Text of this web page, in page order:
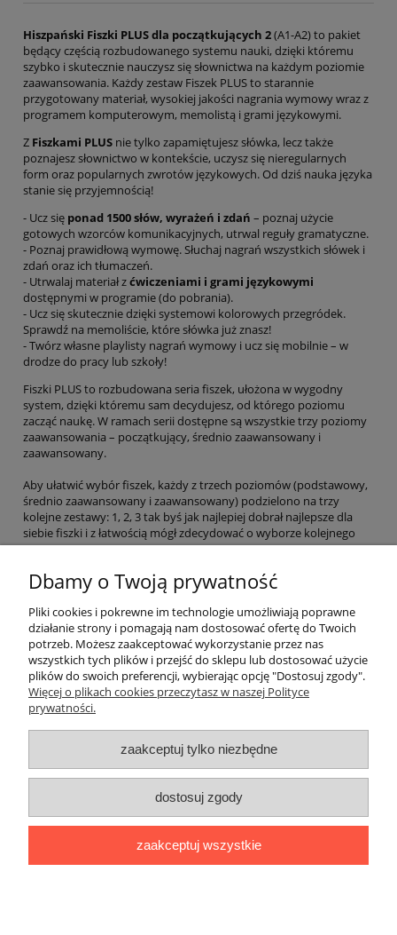
Hiszpański Fiszki PLUS dla początkujących 2(A1-A2) to pakiet
będący częścią rozbudowanego systemu nauki, dzięki któremu
szybko i skutecznie nauczysz się słownictwa na każdym poziomie
zaawansowania. Każdy zestaw Fiszek PLUS to starannie
przygotowany materiał, wysokiej jakości nagrania wymowy wraz z
programem komputerowym, memolistą i grami językowymi.
Z Fiszkami PLUS nie tylko zapamiętujesz słówka, lecz także
poznajesz słownictwo w kontekście, uczysz się nieregularnych
form oraz popularnych zwrotów językowych. Od dziś nauka języka
stanie się przyjemnością!
- Ucz się ponad 1500 słów, wyrażeń i zdań – poznaj użycie
gotowych wzorców komunikacyjnych, utrwal reguły gramatyczne.
- Poznaj prawidłową wymowę. Słuchaj nagrań wszystkich słówek i
zdań oraz ich tłumaczeń.
- Utrwalaj materiał zćwiczeniami i grami językowymi
dostępnymi w programie (do pobrania).
- Ucz się skutecznie dzięki systemowi kolorowych przegródek.
Sprawdź na memoliście, które słówka już znasz!
- Twórz własne playlisty nagrań wymowy i ucz się mobilnie – w
drodze do pracy lub szkoły!
Fiszki PLUS to rozbudowana seria fiszek, ułożona w wygodny
system, dzięki któremu sam decydujesz, od którego poziomu
zacząć naukę. W ramach serii dostępne są wszystkie trzy poziomy
zaawansowania – początkujący, średnio zaawansowany i
zaawansowany.
Aby ułatwić wybór fiszek, każdy z trzech poziomów (podstawowy,
średnio zaawansowany i zaawansowany) podzielono na trzy
kolejne zestawy: 1, 2, 3 tak byś jak najlepiej dobrał najlepsze dla
siebie fiszki i z łatwością mógł zdecydować o wyborze kolejnego
zestawu.
EAN: 9788377885307
O nas
Płatności i dostawa
Moje konto
"Romanista" Internetowa Księgarnia Językowa 2025
Ul. Bolesława Limanowskiego 102 lok. 45, 91-042 Łódź |
424 186|biuro@romanista.edu.pl
Dbamy o Twoją prywatność
Pliki cookies i pokrewne im technologie umożliwiają poprawne
działanie strony i pomagają nam dostosować ofertę do Twoich
potrzeb. Możesz zaakceptować wykorzystanie przez nas
wszystkich tych plików i przejść do sklepu lub dostosować użycie
plików do swoich preferencji, wybierając opcję "Dostosuj zgody".
Więcej o plikach cookies przeczytasz w naszej Polityce
prywatności.
zaakceptuj tylko niezbędne
dostosuj zgody
zaakceptuj wszystkie